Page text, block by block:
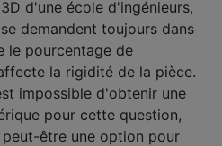
d'une école d'ingénieurs,
demandent toujours dans
le pourcentage de
la rigidité de la pièce.
impossible d'obtenir une
pour cette question,
être une option pour